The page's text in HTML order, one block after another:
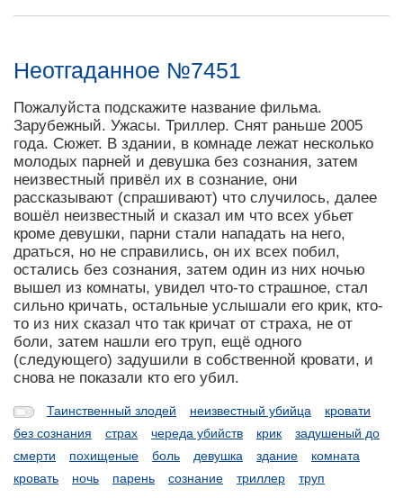
Неотгаданное №7451
Пожалуйста подскажите название фильма.
Зарубежный. Ужасы. Триллер. Снят раньше 2005
года. Сюжет. В здании, в комнаде лежат несколько
молодых парней и девушка без сознания, затем
неизвестный привёл их в сознание, они
рассказывают (спрашивают) что случилось, далее
вошёл неизвестный и сказал им что всех убьет
кроме девушки, парни стали нападать на него,
драться, но не справились, он их всех побил,
остались без сознания, затем один из них ночью
вышел из комнаты, увидел что-то страшное, стал
сильно кричать, остальные услышали его крик, кто-
то из них сказал что так кричат от страха, не от
боли, затем нашли его труп, ещё одного
(следующего) задушили в собственной кровати, и
снова не показали кто его убил.
Таинственный злодей неизвестный убийца
кровати
без сознания
страх череда убийств крик
задушеный до
смерти
похищеные боль девушка здание
комната
кровать
ночь парень сознание триллер труп